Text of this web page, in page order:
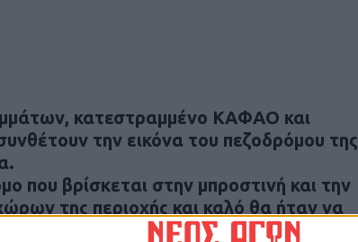
κατεστραμμένο ΚΑΦΑΟ και
την εικόνα του πεζοδρόμου της
που βρίσκεται στην μπροστινή και την
της περιοχής και καλό θα ήταν να
εξωραϊσμού.